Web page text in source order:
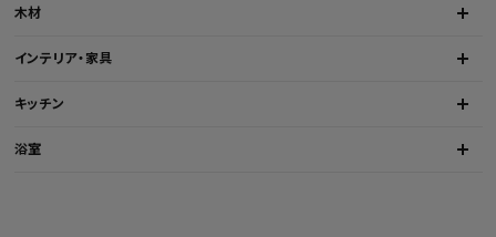
木材
インテリア・家具
キッチン
浴室